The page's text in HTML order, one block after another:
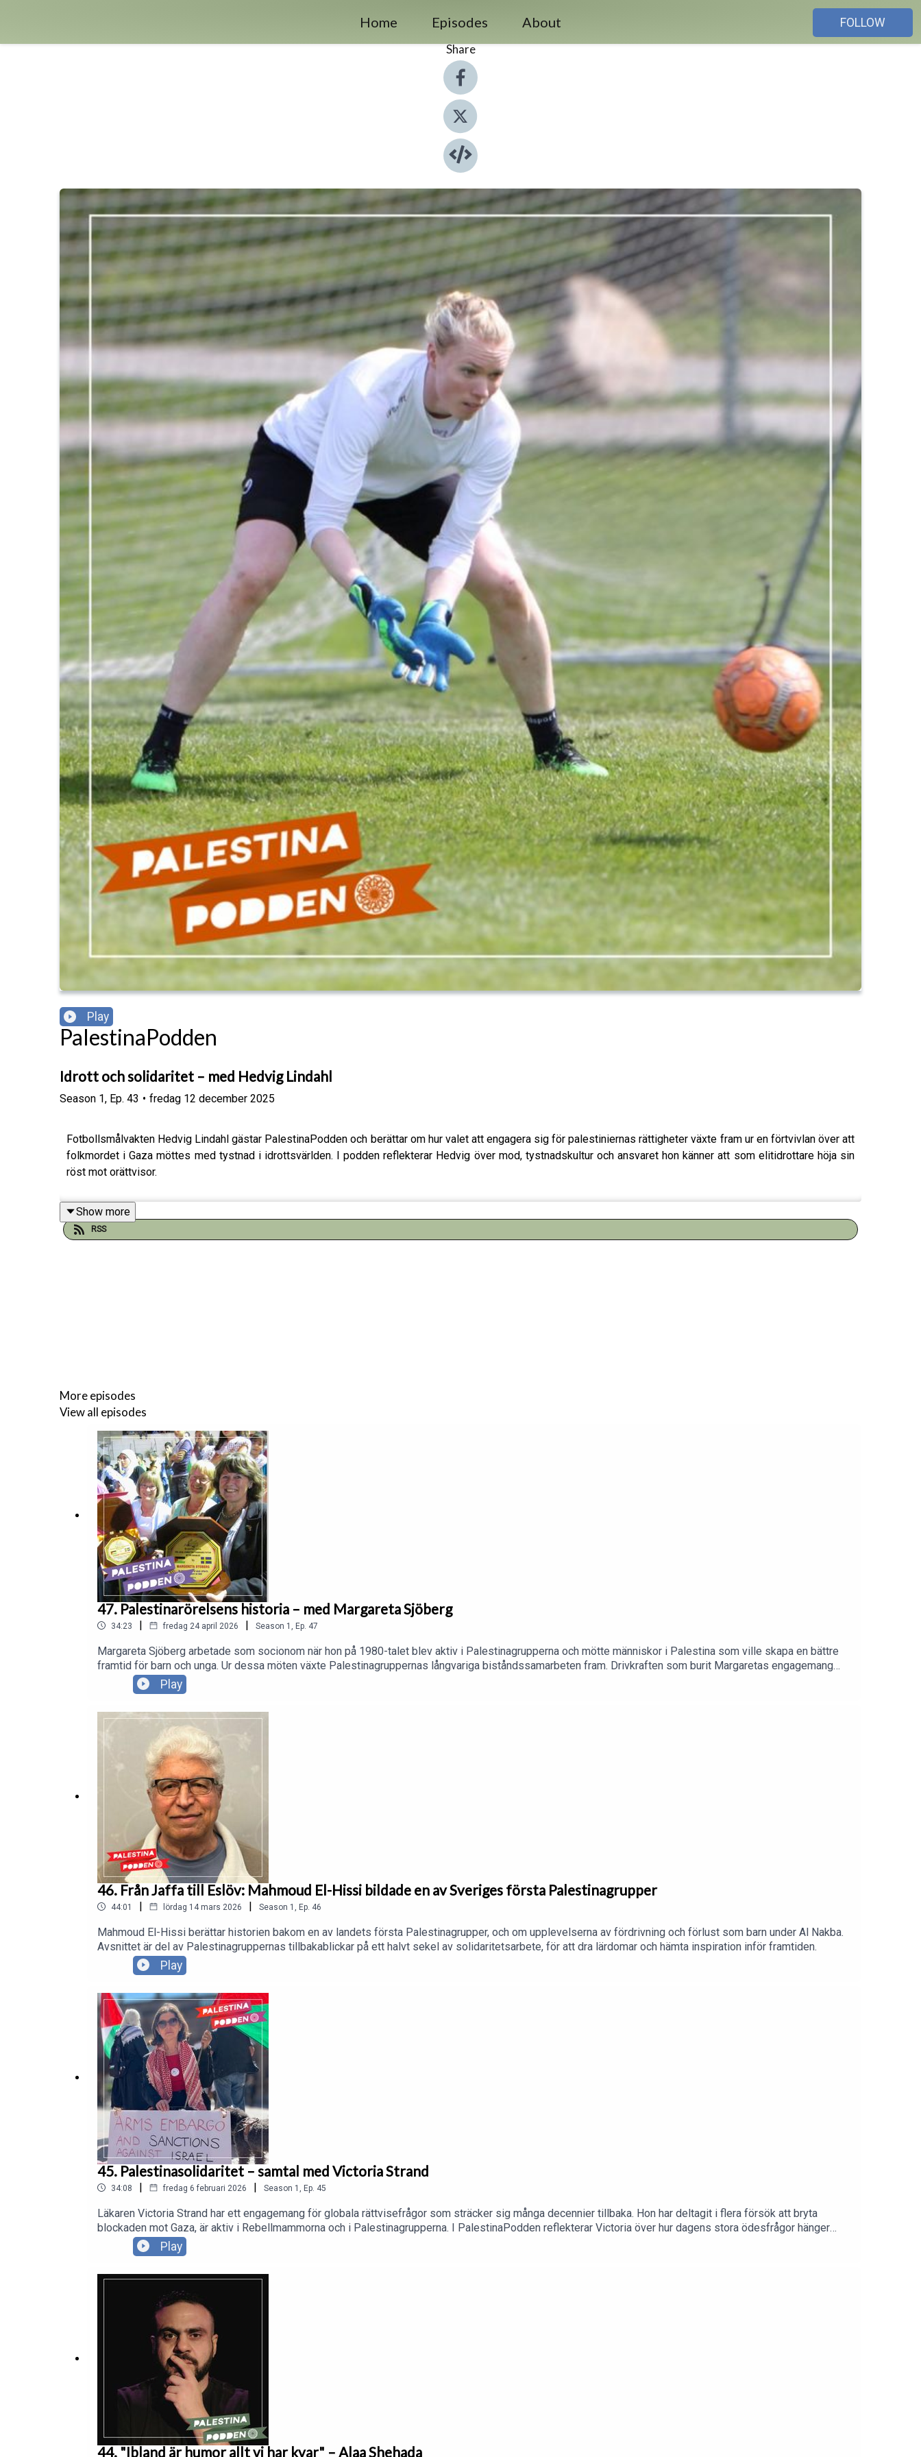
Home Episodes About FOLLOW
Share
Play
PalestinaPodden
Idrott och solidaritet – med Hedvig Lindahl
Season 1, Ep. 43 • fredag 12 december 2025
Fotbollsmålvakten Hedvig Lindahl gästar PalestinaPodden och berättar om hur valet att engagera sig för palestiniernas rättigheter växte fram ur en förtvivlan över att
folkmordet i Gaza möttes med tystnad i idrottsvärlden. I podden reflekterar Hedvig över mod, tystnadskultur och ansvaret hon känner att som elitidrottare höja sin
röst mot orättvisor.
Show more
RSS
More episodes
View all episodes
47. Palestinarörelsens historia – med Margareta Sjöberg
34:23 | fredag 24 april 2026 | Season 1 Ep. 47
Margareta Sjöberg arbetade som socionom när hon på 1980-talet blev aktiv i Palestinagrupperna och mötte människor i Palestina som ville skapa en bättre
framtid för barn och unga. Ur dessa möten växte Palestinagruppernas långvariga biståndssamarbeten fram. Drivkraften som burit Margaretas engagemang
genom åren formulerades under de första resorna: Glada barn blir starka människor. Motståndskraft mot ockupationen och förtrycket handlar inte bara om
överlevnad, utan om glädje, värdighet och hopp.
Play
46. Från Jaffa till Eslöv: Mahmoud El-Hissi bildade en av Sveriges första Palestinagrupper
44:01 | lördag 14 mars 2026 | Season 1 Ep. 46
Mahmoud El-Hissi berättar historien bakom en av landets första Palestinagrupper, och om upplevelserna av fördrivning och förlust som barn under Al Nakba.
Avsnittet är del av Palestinagruppernas tillbakablickar på ett halvt sekel av solidaritetsarbete, för att dra lärdomar och hämta inspiration inför framtiden.
Play
45. Palestinasolidaritet – samtal med Victoria Strand
34:08 | fredag 6 februari 2026 | Season 1 Ep. 45
Läkaren Victoria Strand har ett engagemang för globala rättvisefrågor som sträcker sig många decennier tillbaka. Hon har deltagit i flera försök att bryta
blockaden mot Gaza, är aktiv i Rebellmammorna och i Palestinagrupperna. I PalestinaPodden reflekterar Victoria över hur dagens stora ödesfrågor hänger
ihop.och delar med sig av sina viktigaste lärdomar, bland annat vikten av att bygga breda, inkluderande rörelser och lyssna till olika perspektiv.
Play
44. "Ibland är humor allt vi har kvar" – Alaa Shehada